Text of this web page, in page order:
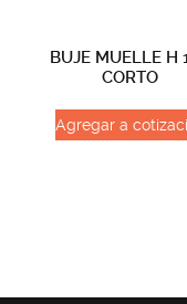
BUJE MUELLE H
CORTO
Agregar a